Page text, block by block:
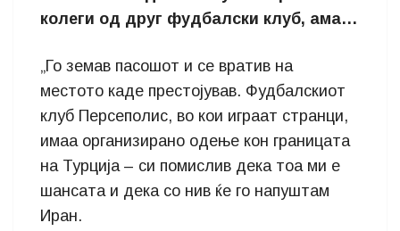
колеги од друг фудбалски клуб, ама…
„Го земав пасошот и се вратив на
местото каде престојував. Фудбалскиот
клуб Персеполис, во кои играат странци,
имаа организирано одење кон границата
на Турција – си помислив дека тоа ми е
шансата и дека со нив ќе го напуштам
Иран.